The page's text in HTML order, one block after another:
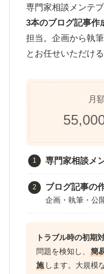
専門家相談メンテ
3本のブログ記事作
担当。企画から執
とお任せいただけ
月
専門家相談メ
ブログ記事の
企画・執筆・公
トラブル時の初期
問題を検知し、簡
施 します。大規模